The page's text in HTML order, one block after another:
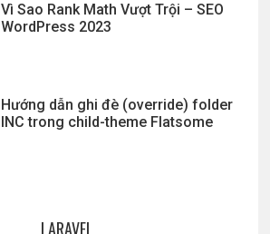
Vì Sao Rank Math Vượt Trội – SEO
WordPress 2023
Hướng dẫn ghi đè (override) folder
INC trong child-theme Flatsome
LARAVEL